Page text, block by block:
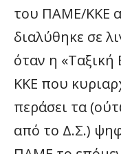
του ΠΑΜΕ/ΚΚΕ
διαλύθηκε σε
όταν η
ΚΚΕ που
περάσει τα
από το Δ.Σ.)